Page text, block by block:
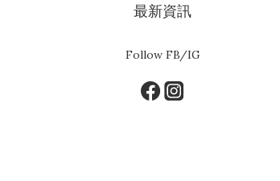
最新資訊
Follow FB/IG